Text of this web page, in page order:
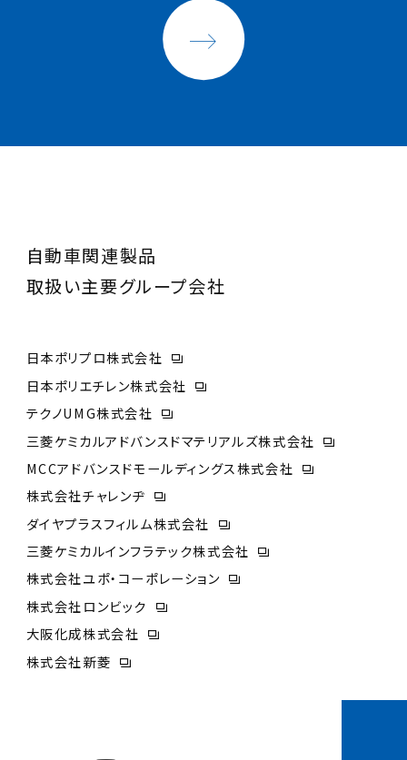
自動車関連製品
取扱い主要グループ会社
日本ポリプロ株式会社
MCCアドバンスドモールディングス株式会社
三菱ケミカルアドバンスドマテリアルズ株式会社
株式会社チャレンヂ
ダイヤプラスフィルム株式会社
三菱ケミカルインフラテック株式会社
株式会社ユポ・コーポレーション
株式会社ロンビック
大阪化成株式会社
株式会社新菱
テクノUMG株式会社
日本ポリエチレン株式会社